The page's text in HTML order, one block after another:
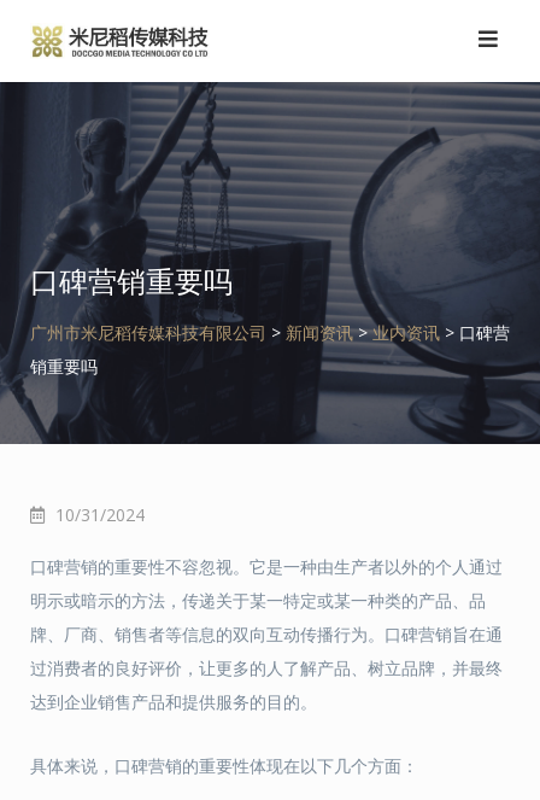
到
口碑营销重要吗
广州市米尼稻传媒科技有限公司 > 新闻资讯>业内资讯 > 口碑营
销重要吗
10/31/2024
口碑营销的重要性不容忽视。它是一种由生产者以外的个人通过
明示或暗示的方法，传递关于某一特定或某一种类的产品、品
牌、厂商、销售者等信息的双向互动传播行为。口碑营销旨在通
过消费者的良好评价，让更多的人了解产品、树立品牌，并最终
达到企业销售产品和提供服务的目的。
具体来说，口碑营销的重要性体现在以下几个方面：